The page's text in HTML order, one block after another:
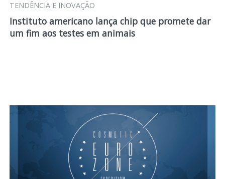
TENDÊNCIA E INOVAÇÃO
Instituto americano lança chip que promete dar
um fim aos testes em animais